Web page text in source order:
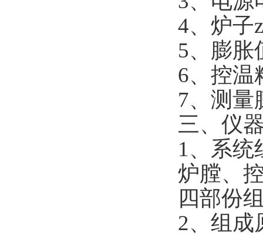
4、炉子
5、膨胀
6、控温
7、测量
三、仪
1、系统
炉膛、
四部份
2、组成